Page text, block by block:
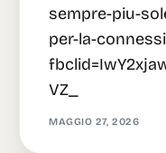
sempre-piu-
per-la-
VZ_
MAGGIO 27, 2026